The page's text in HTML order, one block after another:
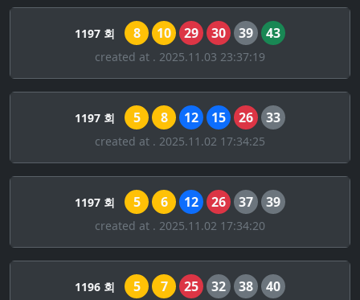
1197 회 8 10 29 30 39 43
created at . 2025.11.03 23:37:19
1197 회 5 8 12 15 26 33
created at . 2025.11.02 17:34:25
1197 회 5 6 12 26 37 39
created at . 2025.11.02 17:34:20
1196 회 5 7 25 32 38 40